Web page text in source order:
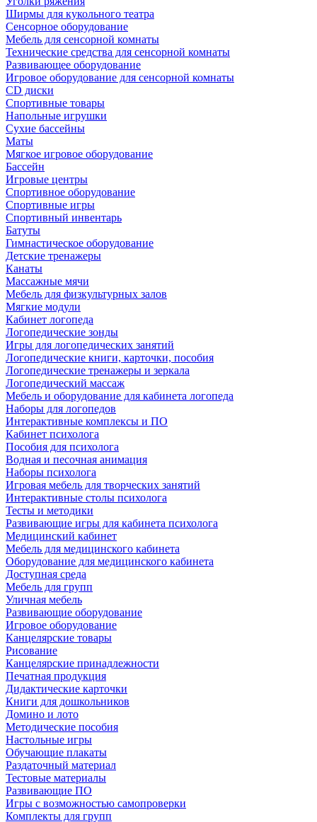
Ширмы для кукольного театра
Сенсорное оборудование
Мебель для сенсорной комнаты
Технические средства для сенсорной комнаты
Развивающее оборудование
Игровое оборудование для сенсорной комнаты
CD диски
Спортивные товары
Напольные игрушки
Сухие бассейны
Маты
Мягкое игровое оборудование
Бассейн
Игровые центры
Спортивное оборудование
Спортивные игры
Спортивный инвентарь
Батуты
Гимнастическое оборудование
Детские тренажеры
Канаты
Массажные мячи
Мебель для физкультурных залов
Мягкие модули
Кабинет логопеда
Логопедические зонды
Игры для логопедических занятий
Логопедические книги, карточки, пособия
Логопедические тренажеры и зеркала
Логопедический массаж
Мебель и оборудование для кабинета логопеда
Наборы для логопедов
Интерактивные комплексы и ПО
Кабинет психолога
Пособия для психолога
Водная и песочная анимация
Наборы психолога
Игровая мебель для творческих занятий
Интерактивные столы психолога
Тесты и методики
Развивающие игры для кабинета психолога
Медицинский кабинет
Мебель для медицинского кабинета
Оборудование для медицинского кабинета
Доступная среда
Мебель для групп
Уличная мебель
Развивающие оборудование
Игровое оборудование
Канцелярские товары
Рисование
Канцелярские принадлежности
Печатная продукция
Дидактические карточки
Книги для дошкольников
Домино и лото
Методические пособия
Настольные игры
Обучающие плакаты
Раздаточный материал
Тестовые материалы
Развивающие ПО
Игры с возможностью самопроверки
Комплекты для групп